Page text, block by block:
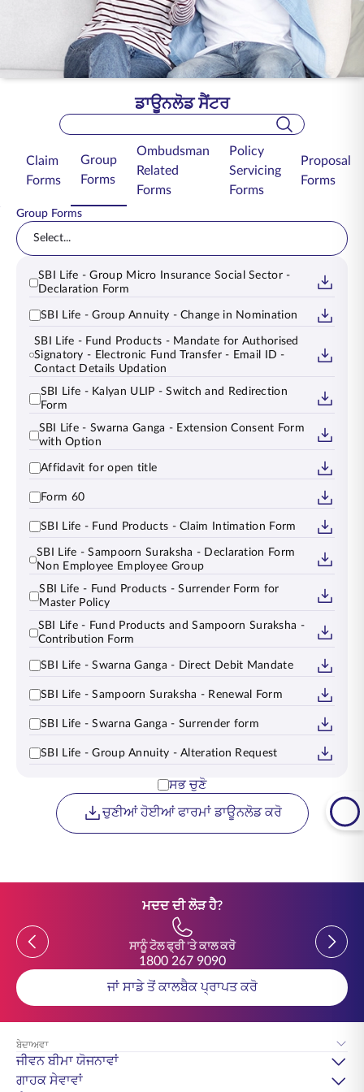
ਆਨਲਾਈਨ ਖਰੀਦੋ ਪ੍ਰੀਮੀਅਮ ਭਰੋ
ਡਾਊਨਲੋਡ ਸੈਂਟਰ
Search Bar
Claim
Forms
Group
Forms
Ombudsman
Related
Forms
Policy
Servicing
Forms
Proposal
Forms
Group Forms
Select...
SBI Life - Group Micro Insurance Social Sector -
Declaration Form
SBI Life - Group Annuity - Change in Nomination
SBI Life - Fund Products - Mandate for Authorised
Signatory - Electronic Fund Transfer - Email ID -
Contact Details Updation
SBI Life - Kalyan ULIP - Switch and Redirection
Form
SBI Life - Swarna Ganga - Extension Consent Form
with Option
Affidavit for open title
Form 60
SBI Life - Fund Products - Claim Intimation Form
SBI Life - Sampoorn Suraksha - Declaration Form
Non Employee Employee Group
SBI Life - Fund Products - Surrender Form for
Master Policy
SBI Life - Fund Products and Sampoorn Suraksha -
Contribution Form
SBI Life - Swarna Ganga - Direct Debit Mandate
SBI Life - Sampoorn Suraksha - Renewal Form
SBI Life - Swarna Ganga - Surrender form
SBI Life - Group Annuity - Alteration Request
ਚੁਣੀਆਂ ਹੋਈਆਂ ਫਾਰਮਾਂ ਡਾਊਨਲੋਡ ਕਰੋ
ਸਭ ਚੁਣੋ
ਮਦਦ ਦੀ ਲੋੜ ਹੈ?
Previous
ਸਾਨੂੰ ਟੋਲ ਫ੍ਰੀ 'ਤੇ ਕਾਲ ਕਰੋ
1800 267 9090
Previous
ਜਾਂ ਸਾਡੇ ਤੋਂ ਕਾਲਬੈਕ ਪ੍ਰਾਪਤ ਕਰੋ
ਬੇਦਾਅਵਾ
ਜੀਵਨ ਬੀਮਾ ਯੋਜਨਾਵਾਂ
ਗਾਹਕ ਸੇਵਾਵਾਂ